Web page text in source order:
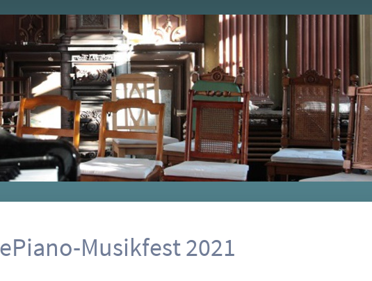
Musikfest 2021